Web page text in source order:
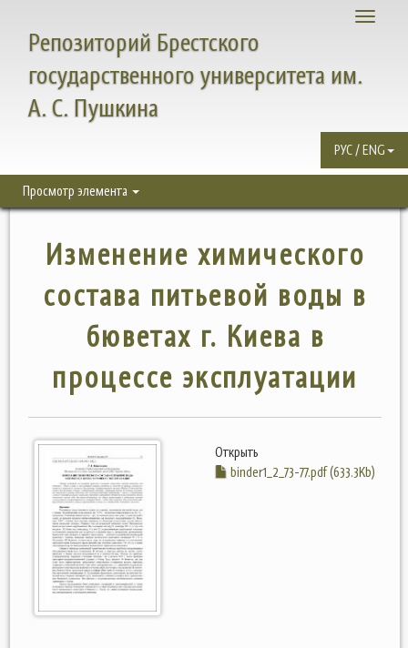
Toggle
Репозиторий Брестского
государственного университета им.
А. С. Пушкина
РУС / ENG
Просмотр элемента
Изменение химического
состава питьевой воды в
бюветах г. Киева в
процессе эксплуатации
Открыть
binder1_2_73-77.pdf (633.3Kb)